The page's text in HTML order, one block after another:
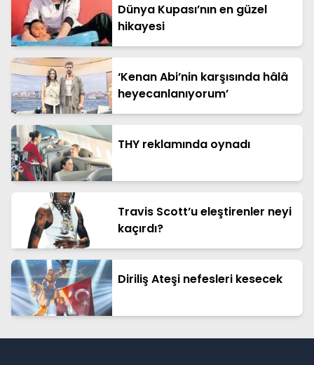
Dünya Kupası’nın en güzel
hikayesi
‘Kenan Abi’nin karşısında hâlâ
heyecanlanıyorum’
THY reklamında oynadı
Travis Scott’u eleştirenler neyi
kaçırdı?
Diriliş Ateşi nefesleri kesecek